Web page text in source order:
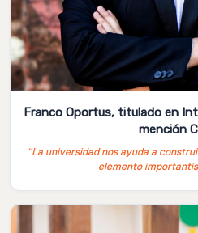
Franco Oportus, titulado en
mención
“La universidad nos ayuda a
elemento